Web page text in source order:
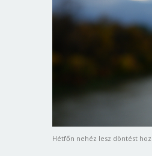
Hétfőn nehéz lesz döntést